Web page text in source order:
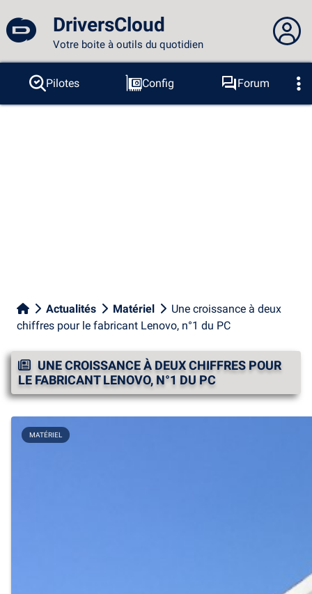
DriversCloud
Votre boite à outils du quotidien
Vous n'êtes pas connecté...
Connexion au site
Pilotes Config
Forum
Sondes
BSOD Outils
Actualités Matériel
Une croissance à deux
chiffres pour le fabricant Lenovo, n°1 du PC
UNE CROISSANCE À DEUX CHIFFRES POUR
LE FABRICANT LENOVO, N°1 DU PC
MATÉRIEL